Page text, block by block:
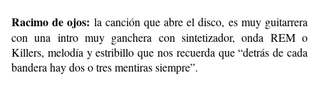
Racimo de ojos: la canción que abre el disco, es muy guitarrera
con una intro muy ganchera con sintetizador, onda REM o
Killers, melodía y estribillo que nos recuerda que “detrás de cada
bandera hay dos o tres mentiras siempre”.